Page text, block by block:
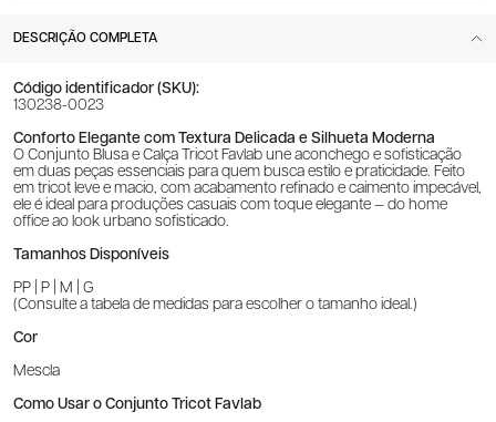
DESCRIÇÃO COMPLETA
Código identificador (SKU):
130238-0023
Conforto Elegante com Textura Delicada e Silhueta Moderna
O Conjunto Blusa e Calça Tricot Favlab une aconchego e sofisticação
em duas peças essenciais para quem busca estilo e praticidade. Feito
em tricot leve e macio, com acabamento refinado e caimento impecável,
ele é ideal para produções casuais com toque elegante — do home
office ao look urbano sofisticado.
Tamanhos Disponíveis
PP | P | M | G
(Consulte a tabela de medidas para escolher o tamanho ideal.)
Cor
Mescla
Como Usar o Conjunto Tricot Favlab